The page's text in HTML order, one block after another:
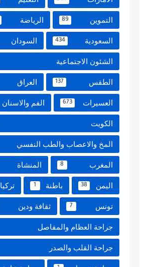
التموين 89 الرياضة
السعودية 434 السودان
الشئون الاجتماعية
الطقس 137 العراق
العسيرات 673 الفم والاسنان
الكويت
المخ والاعصاب والطب النفسي
المغرب 8 المنشاة
اليمن 38 باطنة 1 تركيا
تونس 7 ثقافة ودين
جراحة العظام والمفاصل
جراحة القلب والصدر